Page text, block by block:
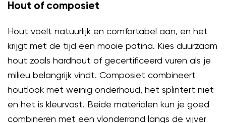
Hout of composiet
Hout voelt natuurlijk en comfortabel aan, en het
krijgt met de tijd een mooie patina. Kies duurzaam
hout zoals hardhout of gecertificeerd vuren als je
milieu belangrijk vindt. Composiet combineert
houtlook met weinig onderhoud, het splintert niet
en het is kleurvast. Beide materialen kun je goed
combineren met een vlonderrand langs de vijver